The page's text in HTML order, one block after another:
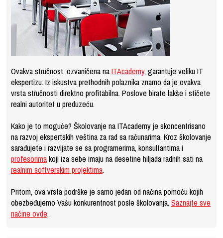
Ovakva stručnost, ozvaničena naITAcademy, garantuje veliku IT
ekspertizu. Iz iskustva prethodnih polaznika znamo da je ovakva
vrsta stručnosti direktno profitabilna. Poslove birate lakše i stičete
realni autoritet u preduzeću.
Kako je to moguće? Školovanje na ITAcademy je skoncentrisano
na razvoj ekspertskih veština za rad sa računarima. Kroz školovanje
sarađujete i razvijate se sa programerima, konsultantima i
profesorimakoji iza sebe imaju na desetine hiljada radnih sati na
realnim softverskim projektima.
Pritom, ova vrsta podrške je samo jedan od načina pomoću kojih
obezbeđujemo Vašu konkurentnost posle školovanja. Saznajte sve
načine ovde.